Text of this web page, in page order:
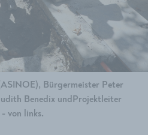
Bürgermeister Peter
Benedix undProjektleiter
von links.